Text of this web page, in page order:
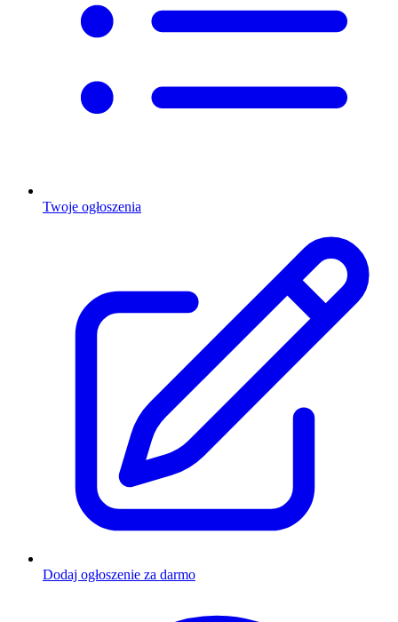
Twoje ogłoszenia
Dodaj ogłoszenie za darmo